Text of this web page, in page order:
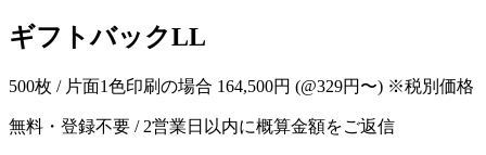
ギフトバックLL
500枚 / 片面1色印刷の場合 164,500円 (@329円〜) ※税別価格
無料・登録不要 / 2営業日以内に概算金額をご返信